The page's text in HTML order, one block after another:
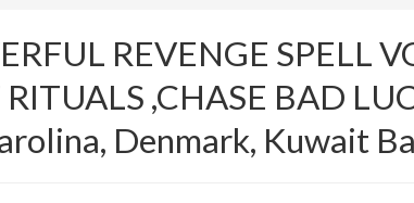
REVENGE SPELL
,CHASE BAD
Denmark, Kuwait